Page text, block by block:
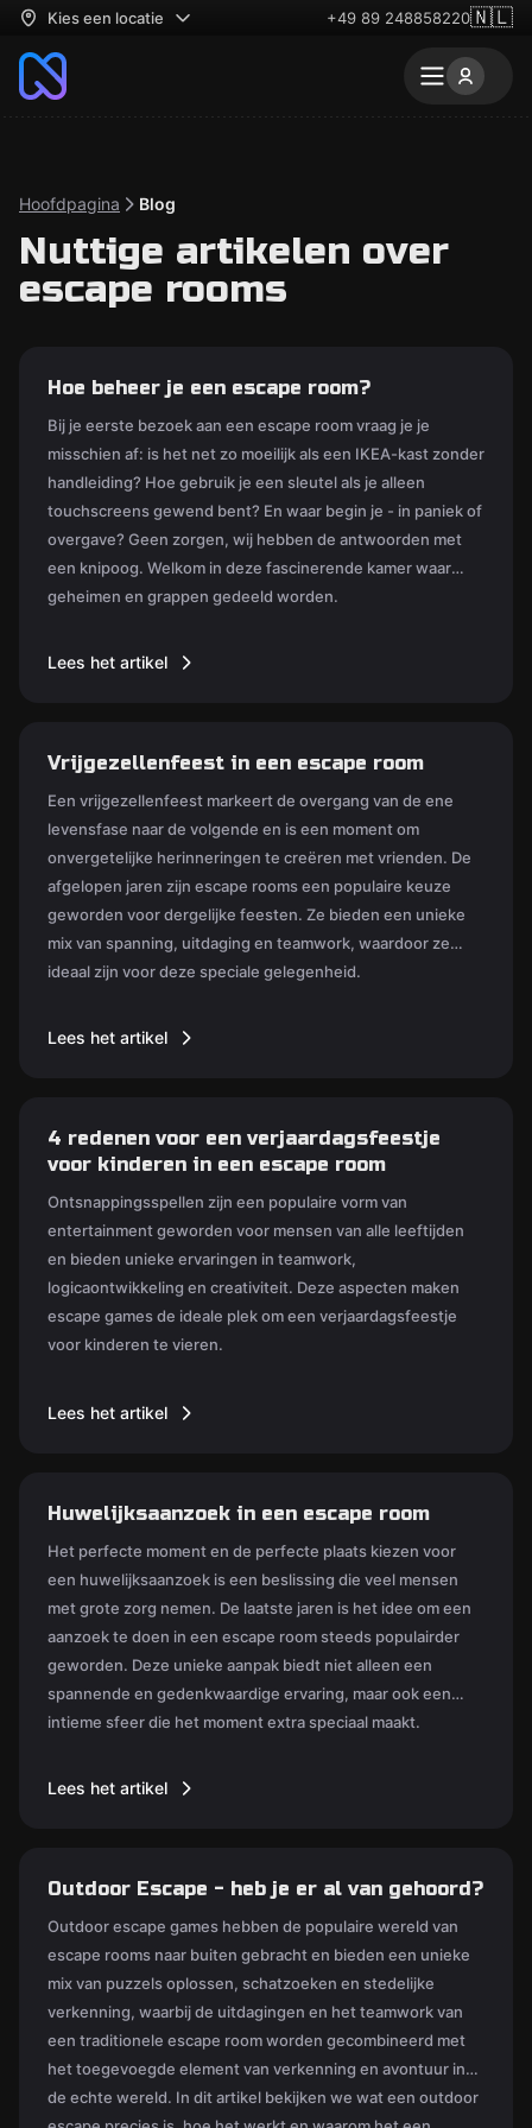
Kies een locatie +49 89 248858220🇳🇱
Hoofdpagina Blog
Nuttige artikelen over
escape rooms
Hoe beheer je een escape room?
Bij je eerste bezoek aan een escape room vraag je je
misschien af: is het net zo moeilijk als een IKEA-kast zonder
handleiding? Hoe gebruik je een sleutel als je alleen
touchscreens gewend bent? En waar begin je - in paniek of
overgave? Geen zorgen, wij hebben de antwoorden met
een knipoog. Welkom in deze fascinerende kamer waar
geheimen en grappen gedeeld worden.
Lees het artikel
Vrijgezellenfeest in een escape room
Een vrijgezellenfeest markeert de overgang van de ene
levensfase naar de volgende en is een moment om
onvergetelijke herinneringen te creëren met vrienden. De
afgelopen jaren zijn escape rooms een populaire keuze
geworden voor dergelijke feesten. Ze bieden een unieke
mix van spanning, uitdaging en teamwork, waardoor ze
ideaal zijn voor deze speciale gelegenheid.
Lees het artikel
4 redenen voor een verjaardagsfeestje
voor kinderen in een escape room
Ontsnappingsspellen zijn een populaire vorm van
entertainment geworden voor mensen van alle leeftijden
en bieden unieke ervaringen in teamwork,
logicaontwikkeling en creativiteit. Deze aspecten maken
escape games de ideale plek om een verjaardagsfeestje
voor kinderen te vieren.
Lees het artikel
Huwelijksaanzoek in een escape room
Het perfecte moment en de perfecte plaats kiezen voor
een huwelijksaanzoek is een beslissing die veel mensen
met grote zorg nemen. De laatste jaren is het idee om een
aanzoek te doen in een escape room steeds populairder
geworden. Deze unieke aanpak biedt niet alleen een
spannende en gedenkwaardige ervaring, maar ook een
intieme sfeer die het moment extra speciaal maakt.
Lees het artikel
Outdoor Escape - heb je er al van gehoord?
Outdoor escape games hebben de populaire wereld van
escape rooms naar buiten gebracht en bieden een unieke
mix van puzzels oplossen, schatzoeken en stedelijke
verkenning, waarbij de uitdagingen en het teamwork van
een traditionele escape room worden gecombineerd met
het toegevoegde element van verkenning en avontuur in
de echte wereld. In dit artikel bekijken we wat een outdoor